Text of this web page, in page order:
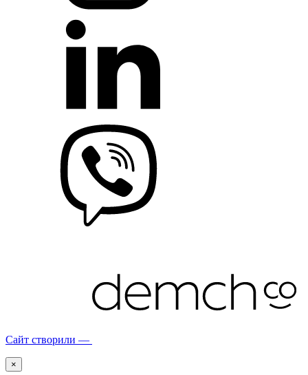
Сайт створили —
×